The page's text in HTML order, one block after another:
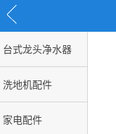
台式龙头净水器
洗地机配件
家电配件